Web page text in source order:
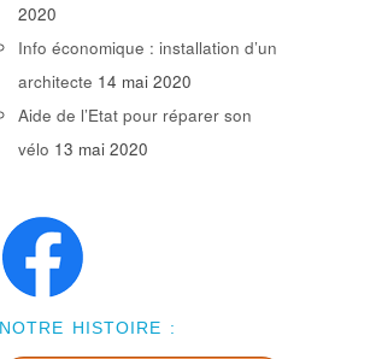
2020
Info économique : installation d’un
architecte 14 mai 2020
Aide de l’Etat pour réparer son
vélo 13 mai 2020
NOTRE HISTOIRE :